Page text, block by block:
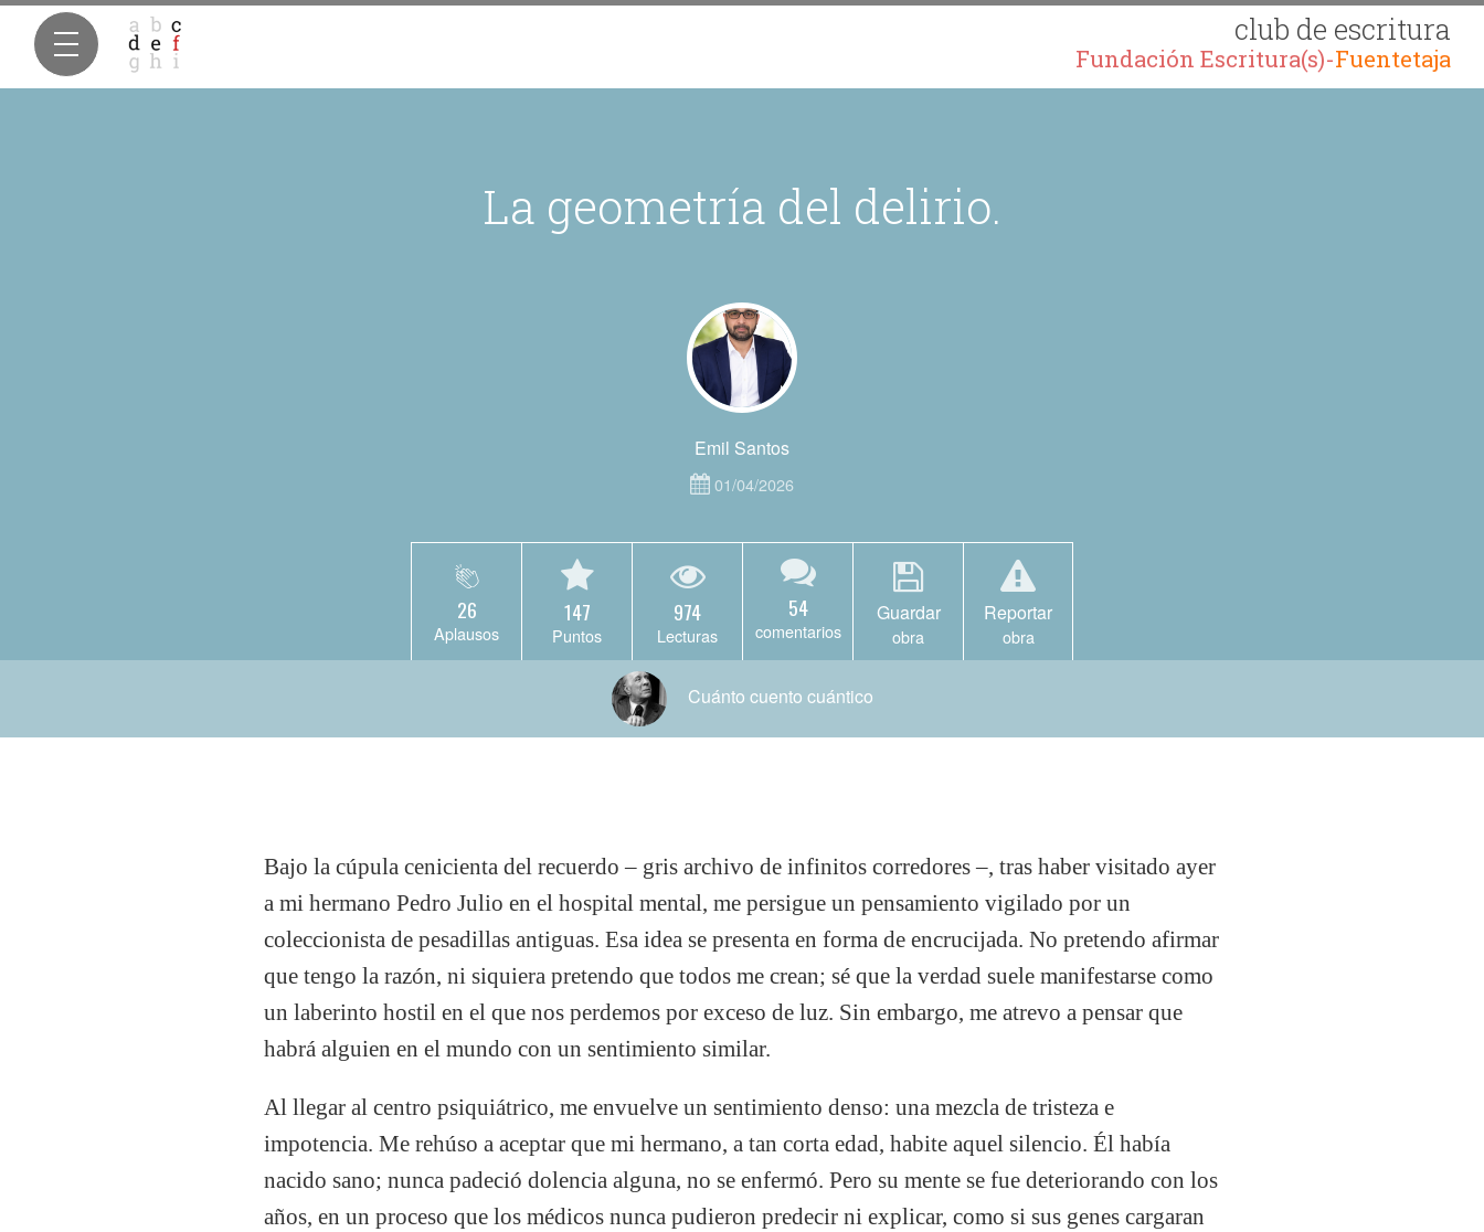
club de escritura
Fundación Escritura(s)-Fuentetaja
La geometría del delirio.
Emil Santos
01/04/2026
26
Aplausos
147
Puntos
974
Lecturas
54
comentarios
Guardar
obra
Reportar
obra
Cuánto cuento cuántico
Bajo la cúpula cenicienta del recuerdo – gris archivo de infinitos corredores –, tras haber visitado ayer
a mi hermano Pedro Julio en el hospital mental, me persigue un pensamiento vigilado por un
coleccionista de pesadillas antiguas. Esa idea se presenta en forma de encrucijada. No pretendo afirmar
que tengo la razón, ni siquiera pretendo que todos me crean; sé que la verdad suele manifestarse como
un laberinto hostil en el que nos perdemos por exceso de luz. Sin embargo, me atrevo a pensar que
habrá alguien en el mundo con un sentimiento similar.
Al llegar al centro psiquiátrico, me envuelve un sentimiento denso: una mezcla de tristeza e
impotencia. Me rehúso a aceptar que mi hermano, a tan corta edad, habite aquel silencio. Él había
nacido sano; nunca padeció dolencia alguna, no se enfermó. Pero su mente se fue deteriorando con los
años, en un proceso que los médicos nunca pudieron predecir ni explicar, como si sus genes cargaran